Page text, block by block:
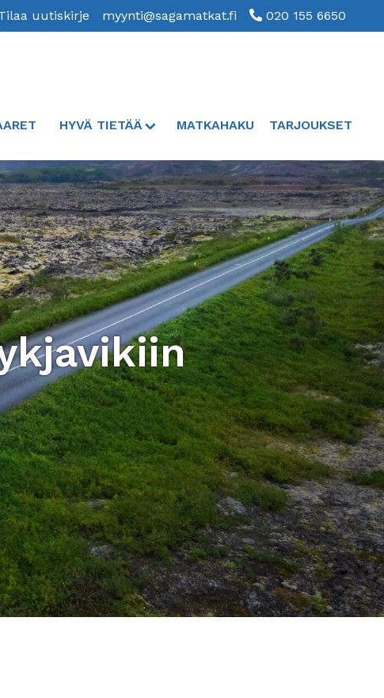
uutiskirje myynti@sagamatkat.fi 020 155 6650
HYVÄ TIETÄÄ MATKAHAKU TARJOUKSET